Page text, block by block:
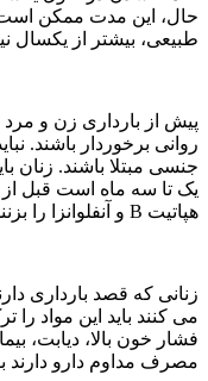
حال، این مدت ممکن است
طبیعی، بیشتر از یکسال
پیش از بارداری زن و
روانی برخوردار باشند.
جنسی مبتلا باشند. زنان
یک تا سه ماه است قبل
هپاتیت B و آنفلوانزا را بزنند.
زنانی که قصد بارداری
می کنند باید این مواد را
فشار خون بالا، دیابت،
مصرف مداوم دارو دارند